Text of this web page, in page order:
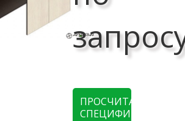
ПРОСЧИТАТЬ
СПЕЦИФИКАЦИЮ